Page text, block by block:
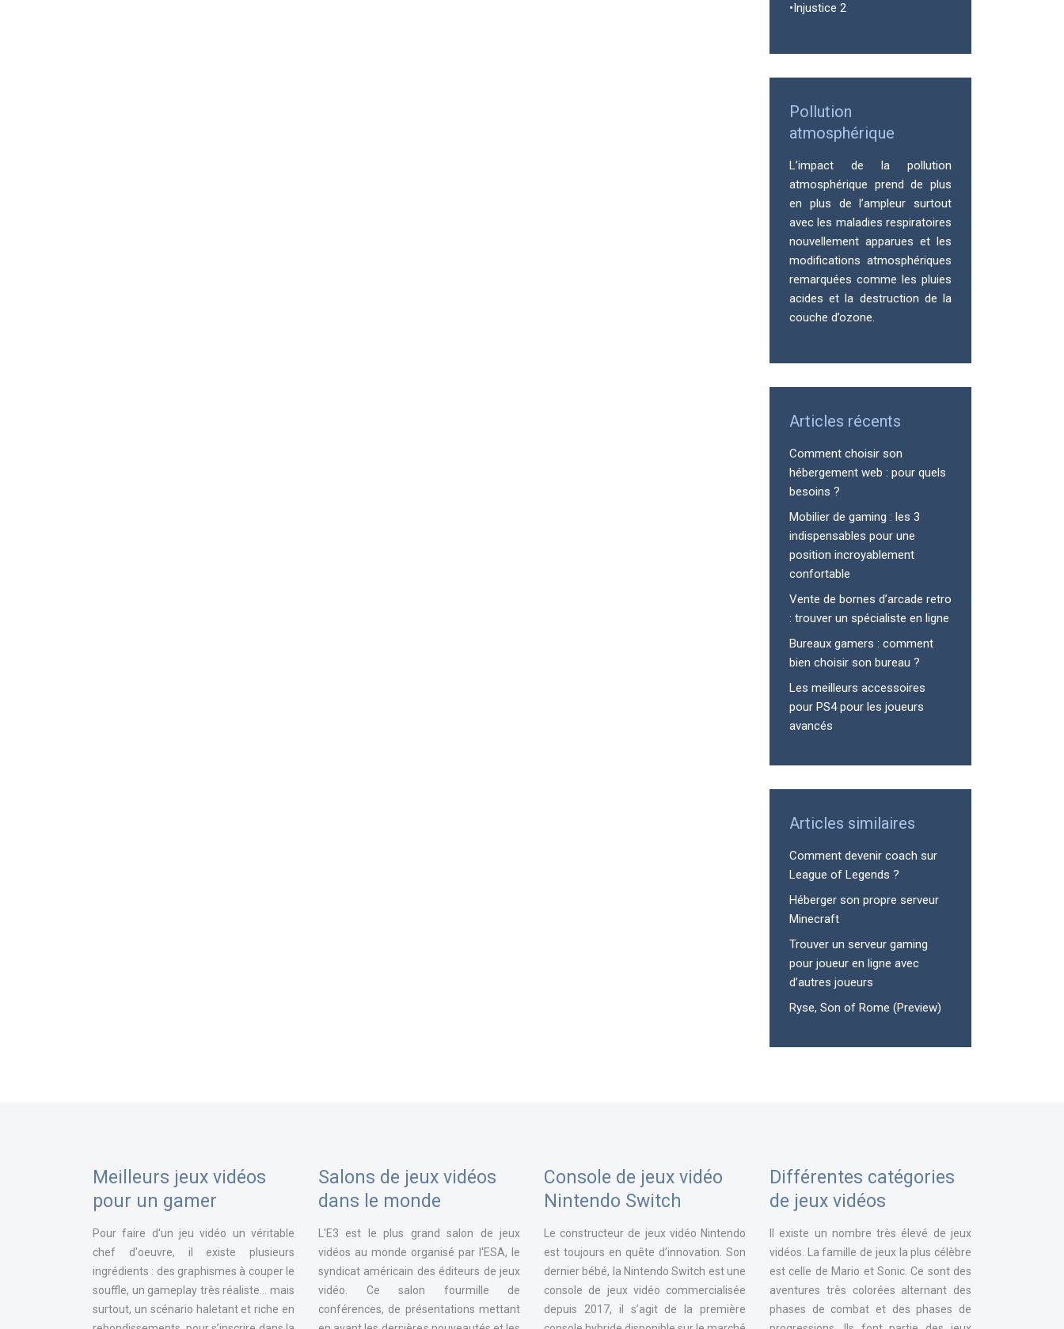
•Injustice 2
Pollution
atmosphérique
L’impact de la pollution
atmosphérique prend de plus
en plus de l’ampleur surtout
avec les maladies respiratoires
nouvellement apparues et les
modifications atmosphériques
remarquées comme les pluies
acides et la destruction de la
couche d’ozone.
Articles récents
Comment choisir son
hébergement web : pour quels
besoins ?
Mobilier de gaming : les 3
indispensables pour une
position incroyablement
confortable
Vente de bornes d’arcade retro
: trouver un spécialiste en ligne
Bureaux gamers : comment
bien choisir son bureau ?
Les meilleurs accessoires
pour PS4 pour les joueurs
avancés
Articles similaires
Comment devenir coach sur
League of Legends ?
Héberger son propre serveur
Minecraft
Trouver un serveur gaming
pour joueur en ligne avec
d’autres joueurs
Ryse, Son of Rome (Preview)
Meilleurs jeux vidéos
pour un gamer
Pour faire d'un jeu vidéo un véritable
chef d'oeuvre, il existe plusieurs
ingrédients : des graphismes à couper le
souffle, un gameplay très réaliste... mais
surtout, un scénario haletant et riche en
Salons de jeux vidéos
dans le monde
L'E3 est le plus grand salon de jeux
vidéos au monde organisé par l'ESA, le
syndicat américain des éditeurs de jeux
vidéo. Ce salon fourmille de
conférences, de présentations mettant
Console de jeux vidéo
Nintendo Switch
Le constructeur de jeux vidéo Nintendo
est toujours en quête d’innovation. Son
dernier bébé, la Nintendo Switch est une
console de jeux vidéo commercialisée
depuis 2017, il s’agit de la première
Différentes catégories
de jeux vidéos
Il existe un nombre très élevé de jeux
vidéos. La famille de jeux la plus célèbre
est celle de Mario et Sonic. Ce sont des
aventures très colorées alternant des
phases de combat et des phases de